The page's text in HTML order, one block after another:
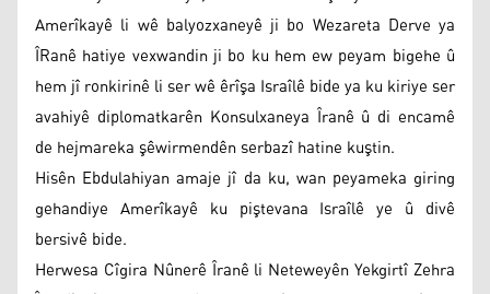
Amerîkayê li wê balyozxaneyê ji bo Wezareta Derve ya
ÎRanê hatiye vexwandin ji bo ku hem ew peyam bigehe û
hem jî ronkirinê li ser wê êrîşa Israîlê bide ya ku kiriye ser
avahiyê diplomatkarên Konsulxaneya Îranê û di encamê
de hejmareka şêwirmendên serbazî hatine kuştin.
Hisên Ebdulahiyan amaje jî da ku, wan peyameka giring
gehandiye Amerîkayê ku piştevana Israîlê ye û divê
bersivê bide.
Herwesa Cîgira Nûnerê Îranê li Neteweyên Yekgirtî Zehra